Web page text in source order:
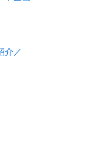
介／